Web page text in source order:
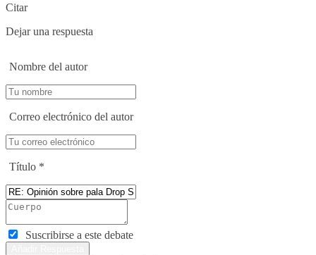
Citar
Dejar una respuesta
Nombre del autor
Correo electrónico del autor
Título *
Suscribirse a este debate